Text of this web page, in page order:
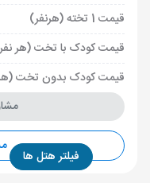
فیلتر هتل ها
قیمت 1 تخته (هرنفر)
قیمت کودک با تخت (هر
قیمت کودک بدون تخت